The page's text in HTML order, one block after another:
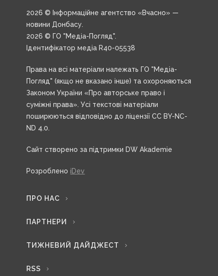
2026 © Інформаційне агентство «Вчасно» —
новини Донбасу.
2026 © ГО "Медіа-Погляд".
Ідентифікатор медіа R40-05538
Права на всі матеріали належать ГО "Медіа-
Погляд" (якщо не вказано інше) та охороняються
Законом України «Про авторське право і
суміжні права». Усі текстові матеріали
поширюються відповідно до ліцензії CC BY-NC-
ND 4.0.
Сайт створено за підтримки DW Akademie
Розроблено iDev
ПРО НАС
ПАРТНЕРИ
ТИЖНЕВИЙ ДАЙДЖЕСТ
RSS